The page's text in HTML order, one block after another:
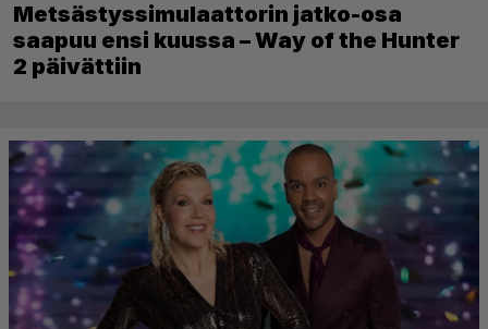
Metsästyssimulaattorin jatko-osa
saapuu ensi kuussa – Way of the Hunter
2 päivättiin